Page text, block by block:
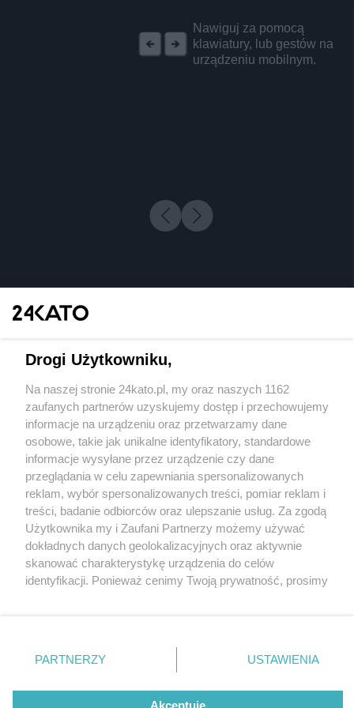
Nawiguj za pomocą
klawiatury, lub gestów na
urządzeniu mobilnym.
2 / 0
Wydawca mediów lokalnych
Nie zapomnij
zapoznać się z:
polityką prywatności regulamin korzystania z portali
Twojemiasto
Piekary Śląskie
Chorzów
Tarnowskie Góry
Gliwice
Skontakuj sięz nami
Kontakt
Wydawca
Redakcja
Drogi Użytkowniku,
Na naszej stronie 24kato.pl, my oraz naszych 1162
zaufanych partnerów uzyskujemy dostęp i przechowujemy
informacje na urządzeniu oraz przetwarzamy dane
osobowe, takie jak unikalne identyfikatory, standardowe
informacje wysyłane przez urządzenie czy dane
przeglądania w celu zapewniania spersonalizowanych
reklam, wybór spersonalizowanych treści, pomiar reklam i
treści, badanie odbiorców oraz ulepszanie usług. Za zgodą
Użytkownika my i Zaufani Partnerzy możemy używać
dokładnych danych geolokalizacyjnych oraz aktywnie
skanować charakterystykę urządzenia do celów
identyfikacji. Ponieważ cenimy Twoją prywatność, prosimy
prywatności znajdujący się w lewym dolnym rogu strony
. Niektóre rodzaje przetwarzania danych nie wymagają
zgody użytkownika, ale masz prawo sprzeciwić się
takiemu przetwarzaniu. Preferencje będą miały
PARTNERZY USTAWIENIA
Akceptuję